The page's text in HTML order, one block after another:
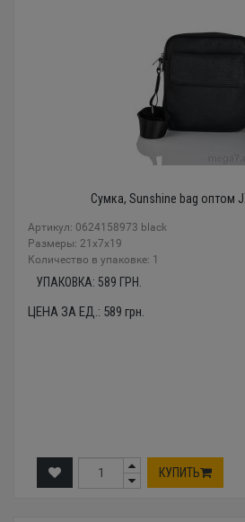
Сумка, Sunshine bag оптом
Артикул: 0624158973 black
Размеры: 21x7x19
Количество в упаковке: 1
УПАКОВКА: 589 ГРН.
ЦЕНА ЗА ЕД.: 589 грн.
КУПИТЬ